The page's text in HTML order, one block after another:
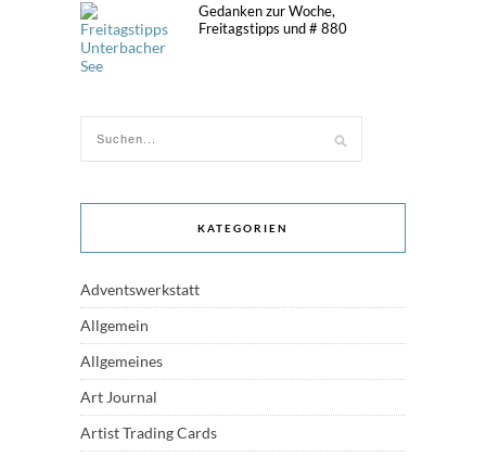
Gedanken zur Woche,
Freitagstipps und # 880
KATEGORIEN
Adventswerkstatt
Allgemein
Allgemeines
Art Journal
Artist Trading Cards